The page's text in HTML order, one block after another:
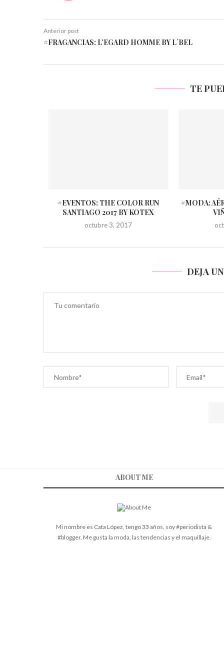
Anterior post
#FRAGANCIAS: L’EGARD HOMME BY L´BEL
TE
#EVENTOS: THE COLOR RUN
SANTIAGO 2017 BY KOTEX
octubre 3, 2017
#MODA:
DEJA
ABOUT ME
Mi nombre es Cata López, tengo 33 años, soy #periodista &
#blogger. Me gusta la moda, las tendencias y el maquillaje.